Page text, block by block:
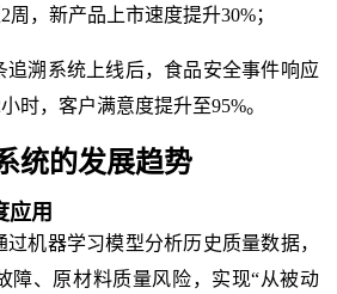
，新产品上市速度提升30%；
追溯系统上线后，食品安全事件响应
时，客户满意度提升至95%。
统的发展趋势
应用
过机器学习模型分析历史质量数据，
障、原材料质量风险，实现“从被动